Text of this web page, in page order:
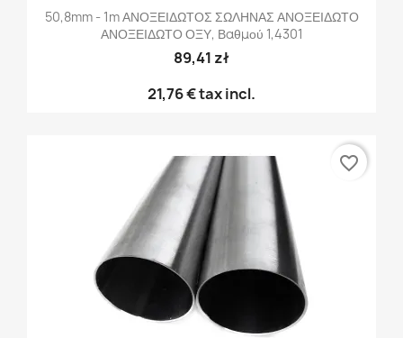
50,8mm - 1m ΑΝΟΞΕΙΔΩΤΟΣ ΣΩΛΗΝΑΣ ΑΝΟΞΕΙΔΩΤΟ
ΑΝΟΞΕΙΔΩΤΟ ΟΞΥ, Βαθμού 1,4301
89,41 zł
21,76 €tax incl.
favorite_border